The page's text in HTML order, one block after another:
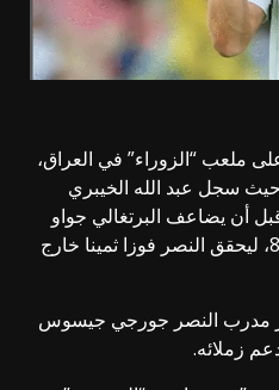
ملعب “الزوراء” في العراق،
سجل عبد الله الخيبري
الأول في الدقيقة 52، قبل أن يضاعف البرتغالي جواو
فيليكس النتيجة في الدقيقة 81، ليحقق النصر فوزا ثمينا خارج
مدرب النصر جورجي جيسوس
زملائه.